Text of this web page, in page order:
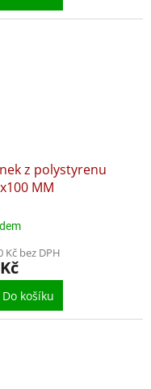
z polystyrenu
MM
Kč bez DPH
Do košíku